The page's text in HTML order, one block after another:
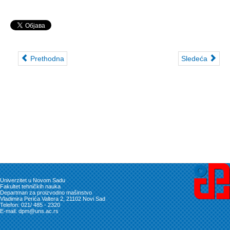
Prethodna Sledeća
Univerzitet u Novom Sadu
Fakultet tehničkih nauka
Departman za proizvodno mašinstvo
Vladimira Perića Valtera 2, 21102 Novi Sad
Telefon: 021/ 485 - 2320
E-mail: dpm@uns.ac.rs